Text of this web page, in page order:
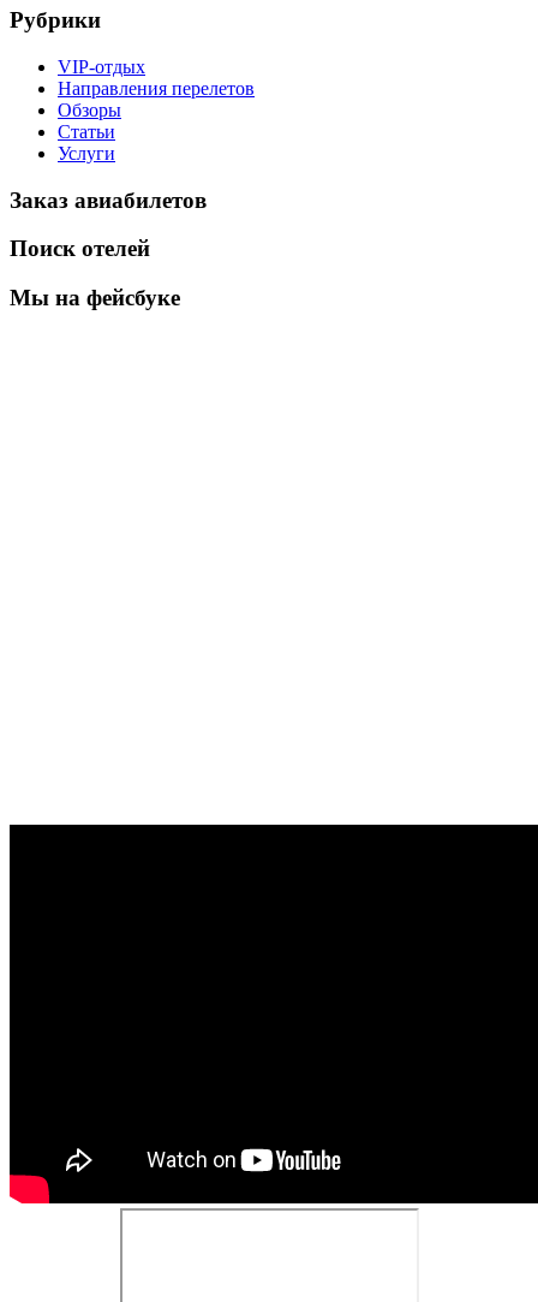
Рубрики
VIP-отдых
Направления перелетов
Обзоры
Статьи
Услуги
Заказ авиабилетов
Поиск отелей
Мы на фейсбуке